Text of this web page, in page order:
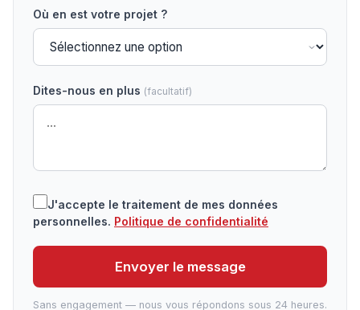
Où en est votre projet ?
Dites-nous en plus (facultatif)
J'accepte le traitement de mes données
personnelles. Politique de confidentialité
Envoyer le message
Sans engagement — nous vous répondons sous 24 heures.